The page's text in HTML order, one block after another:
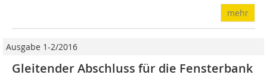
mehr
Ausgabe 1-2/2016
Gleitender Abschluss für die Fensterbank